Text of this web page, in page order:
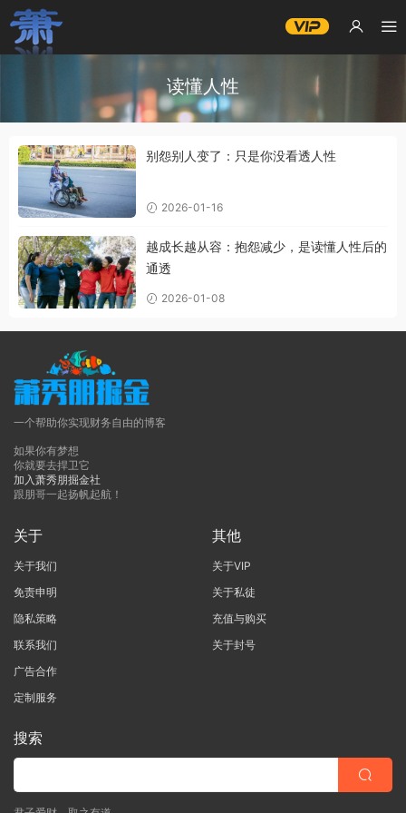
读懂人性
别怨别人变了：只是你没看透人性
2026-01-16
越成长越从容：抱怨减少，是读懂人性后的
通透
2026-01-08
一个帮助你实现财务自由的博客
如果你有梦想
你就要去捍卫它
加入萧秀朋掘金社
跟朋哥一起扬帆起航！
关于
关于我们
免责申明
隐私策略
联系我们
广告合作
定制服务
其他
关于VIP
关于私徒
充值与购买
关于封号
搜索